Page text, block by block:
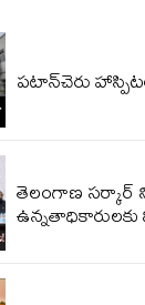
పటాన్‌చెరు
తెలంగాణ సర్కార్
ఉన్నతాధికారులకు